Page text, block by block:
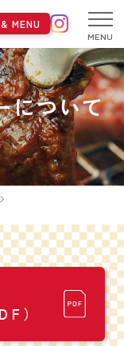
MENU
MENU
について
）